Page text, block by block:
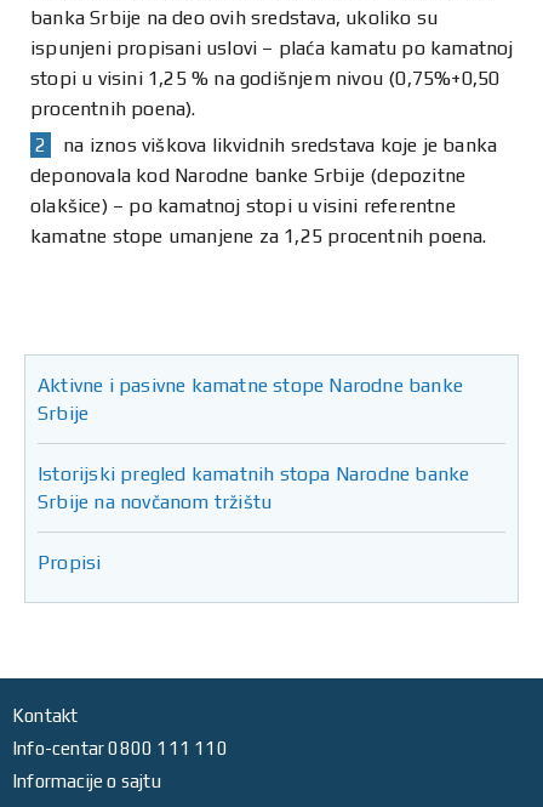
banka Srbije na deo ovih sredstava, ukoliko su
ispunjeni propisani uslovi – plaća kamatu po kamatnoj
stopi u visini 1,25 % na godišnjem nivou (0,75%+0,50
procentnih poena).
na iznos viškova likvidnih sredstava koje je banka
deponovala kod Narodne banke Srbije (depozitne
olakšice) – po kamatnoj stopi u visini referentne
kamatne stope umanjene za 1,25 procentnih poena.
Aktivne i pasivne kamatne stope Narodne banke
Srbije
Istorijski pregled kamatnih stopa Narodne banke
Srbije na novčanom tržištu
Propisi
Kontakt
Info-centar 0800 111 110
Informacije o sajtu